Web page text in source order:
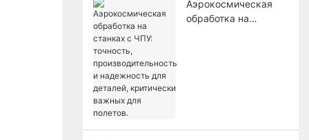
Аэрокосмическая
обработка на